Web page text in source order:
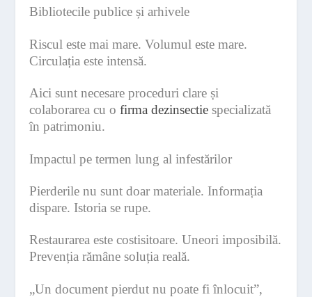
Bibliotecile publice și arhivele
Riscul este mai mare. Volumul este mare.
Circulația este intensă.
Aici sunt necesare proceduri clare și
colaborarea cu ofirma dezinsectie specializată
în patrimoniu.
Impactul pe termen lung al infestărilor
Pierderile nu sunt doar materiale. Informația
dispare. Istoria se rupe.
Restaurarea este costisitoare. Uneori imposibilă.
Prevenția rămâne soluția reală.
„Un document pierdut nu poate fi înlocuit”,